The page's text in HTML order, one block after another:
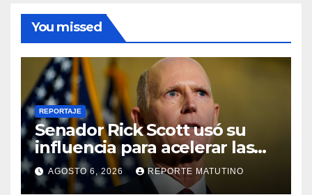
You missed
REPORTAJE
Senador Rick Scott usó su
influencia para acelerar las
elecciones en Venezuela
AGOSTO 6, 2026 REPORTE MATUTINO